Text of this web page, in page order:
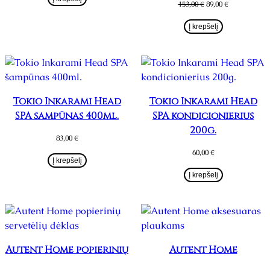
128,00 €.
153,00€ Original
was:
153,00 €.
89,00€Current
Į krepšelį
Tokio Inkarami Head
SPA šampūnas 400ml.
83,00€
Į krepšelį
Tokio Inkarami Head
SPA kondicionierius
200g.
60,00€
Į krepšelį
Autent Home popierinių
Autent Home